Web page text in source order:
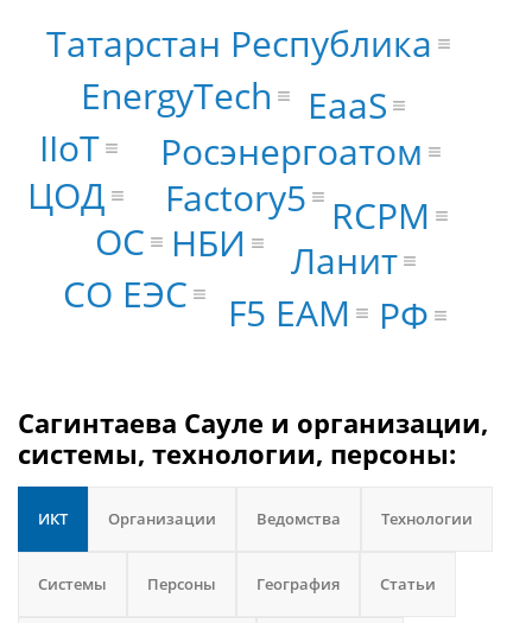
Factory5
Росэнергоатом
НБИ
Ланит
СО ЕЭС
EaaS
EnergyTech
RCPM
ОС
IIoT
ЦОД
F5 EAM РФ
Татарстан Республика
Сагинтаева Сауле и организации,
системы, технологии, персоны:
ИКТ Организации Ведомства Технологии
Системы Персоны География Статьи